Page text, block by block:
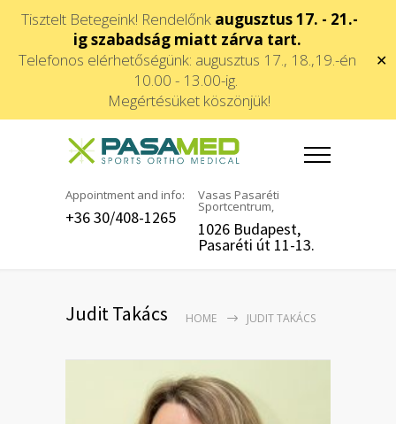
Tisztelt Betegeink! Rendelőnk augusztus 17. - 21.-
ig szabadság miatt zárva tart.
Telefonos elérhetőségünk: augusztus 17., 18.,19.-én
10.00 - 13.00-ig.
Megértésüket köszönjük!
✕
Appointment and info:
+36 30/408-1265
Vasas Pasaréti
Sportcentrum,
1026 Budapest,
Pasaréti út 11-13.
Judit Takács HOME JUDIT TAKÁCS